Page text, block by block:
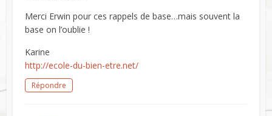
Merci Erwin pour ces rappels de base…mais souvent la
base on l’oublie !
Karine
http://ecole-du-bien-etre.net/
Répondre